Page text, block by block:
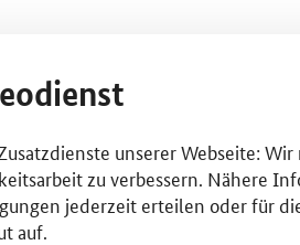
unserer Webseite:
zu verbessern. Nähere
jederzeit erteilen oder für
auf.